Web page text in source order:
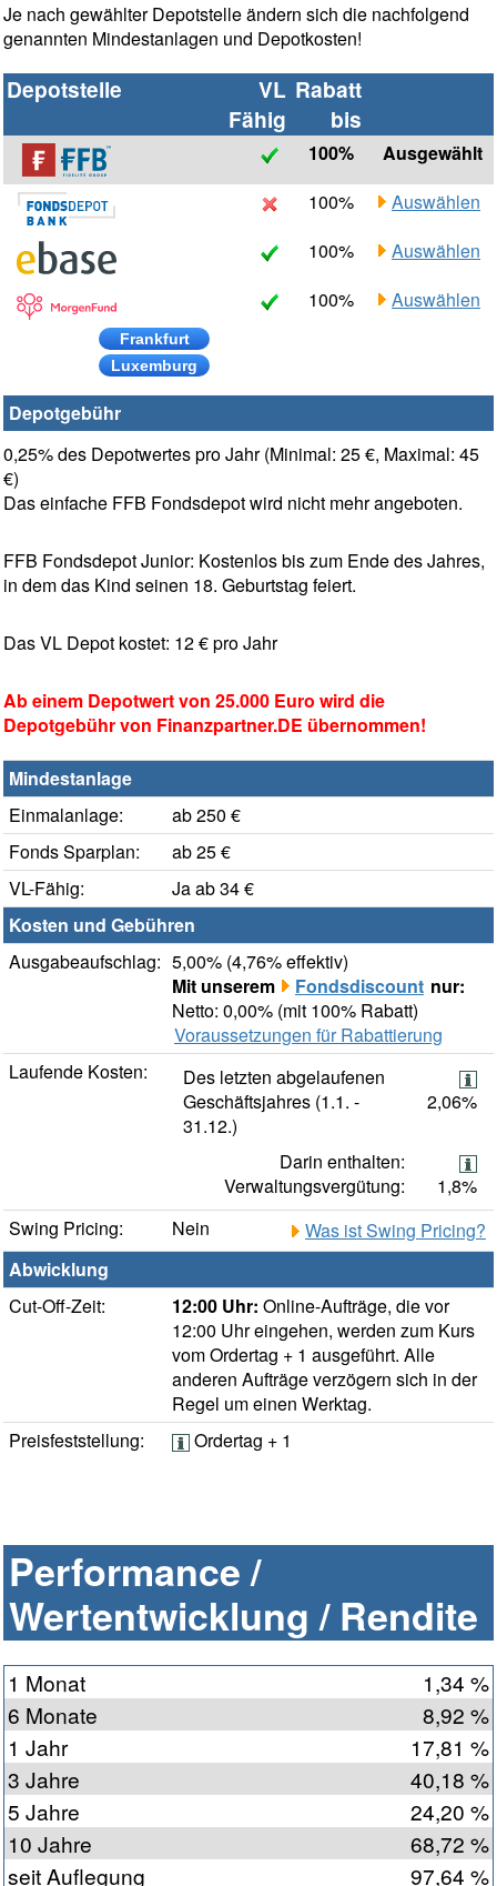
Je nach gewählter Depotstelle ändern sich die nachfolgend
genannten Mindestanlagen und Depotkosten!
Depotstelle
VL
Fähig
Rabatt
bis
100%
Ausgewählt
100%
Auswählen
100%
Auswählen
Frankfurt
Luxemburg
100% Auswählen
Depotgebühr
0,25% des Depotwertes pro Jahr (Minimal: 25 €, Maximal: 45
€)
Das einfache FFB Fondsdepot wird nicht mehr angeboten.
FFB Fondsdepot Junior: Kostenlos bis zum Ende des Jahres,
in dem das Kind seinen 18. Geburtstag feiert.
Das VL Depot kostet: 12 € pro Jahr
Ab einem Depotwert von 25.000 Euro wird die
Depotgebühr von Finanzpartner.DE übernommen!
Mindestanlage
Einmalanlage:
ab 250 €
Fonds Sparplan:
ab 25 €
VL-Fähig:
Ja ab 34 €
Kosten und Gebühren
Ausgabeaufschlag: 5,00% (4,76% effektiv)
Mit unserem
Fondsdiscount nur:
Netto: 0,00% (mit 100% Rabatt)
Voraussetzungen für Rabattierung
Laufende Kosten:
Des letzten abgelaufenen
Geschäftsjahres (1.1. -
31.12.)
2,06%
Darin enthalten:
Verwaltungsvergütung:
1,8%
Swing Pricing:
Nein
Was ist Swing Pricing?
Abwicklung
Cut-Off-Zeit:
12:00 Uhr: Online-Aufträge, die vor
12:00 Uhr eingehen, werden zum Kurs
vom Ordertag + 1 ausgeführt. Alle
anderen Aufträge verzögern sich in der
Regel um einen Werktag.
Preisfeststellung:
Ordertag + 1
Performance /
Wertentwicklung / Rendite
1 Monat
1,34 %
6 Monate
8,92 %
1 Jahr
17,81 %
3 Jahre
40,18 %
5 Jahre
24,20 %
10 Jahre
68,72 %
seit Auflegung
97,64 %